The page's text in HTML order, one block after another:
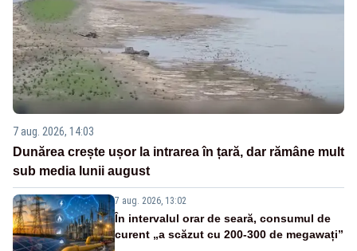
7 aug. 2026, 14:03
Dunărea crește ușor la intrarea în țară, dar rămâne mult
sub media lunii august
7 aug. 2026, 13:02
În intervalul orar de seară, consumul de
curent „a scăzut cu 200-300 de megawați”